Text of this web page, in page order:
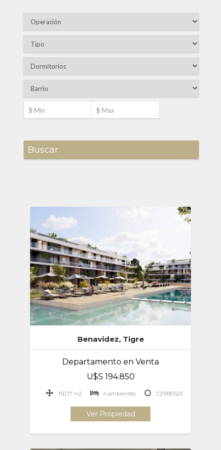
Benavidez, Tigre
Departamento en Venta
U$S 194.850
150.17 m2 4 ambientes C21990525
Ver Propiedad